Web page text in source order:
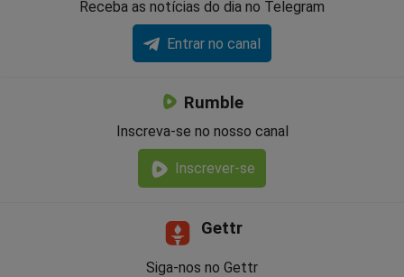
Receba as notícias do dia no Telegram
Entrar no canal
Rumble
Inscreva-se no nosso canal
Inscrever-se
Gettr
Siga-nos no Gettr